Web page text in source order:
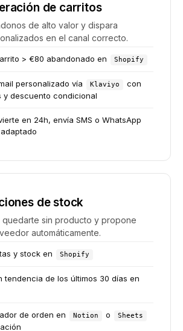
de carritos
de alto valor y dispara
en el canal correcto.
> €80 abandonado en Shopify
personalizado vía Klaviyo
con
y descuento condicional
en 24h, envía SMS o WhatsApp
de stock
quedarte sin producto y propone
automáticamente.
y stock en Shopify
tendencia de los últimos 30 días en
de orden en Notion o Sheets